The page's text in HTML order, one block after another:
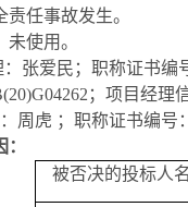
责任事故发生。
使用。
张爱民 ；职称证书编
；项目经理
周虎 ；职称证书编号：
被否决的投标人